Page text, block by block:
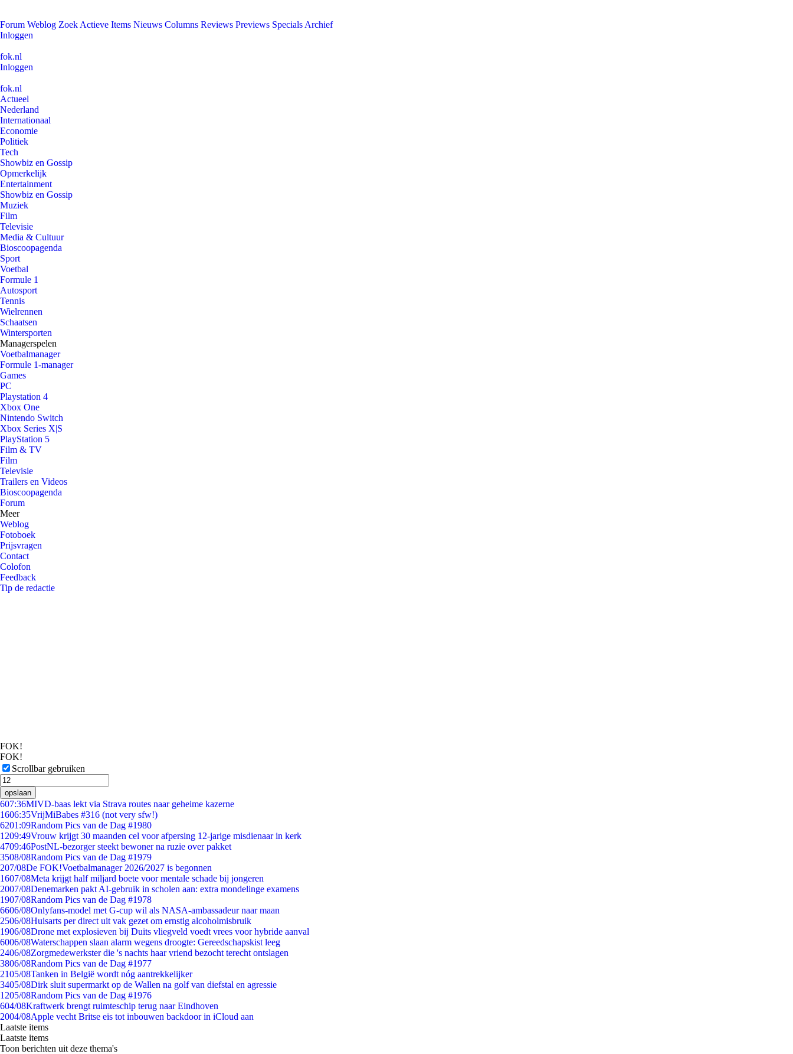
Forum Weblog Zoek Actieve Items Nieuws Columns Reviews Previews Specials Archief
Inloggen
fok.nl
Inloggen
fok.nl
Actueel
Nederland
Internationaal
Economie
Politiek
Tech
Showbiz en Gossip
Opmerkelijk
Entertainment
Showbiz en Gossip
Muziek
Film
Televisie
Media & Cultuur
Bioscoopagenda
Sport
Voetbal
Formule 1
Autosport
Tennis
Wielrennen
Schaatsen
Wintersporten
Managerspelen
Voetbalmanager
Formule 1-manager
Games
PC
Playstation 4
Xbox One
Nintendo Switch
Xbox Series X|S
PlayStation 5
Film & TV
Film
Televisie
Trailers en Videos
Bioscoopagenda
Forum
Meer
Weblog
Fotoboek
Prijsvragen
Contact
Colofon
Feedback
Tip de redactie
FOK!
FOK!
Scrollbar gebruiken
opslaan
607:36MIVD-baas lekt via Strava routes naar geheime kazerne
1606:35VrijMiBabes #316 (not very sfw!)
6201:09Random Pics van de Dag #1980
1209:49Vrouw krijgt 30 maanden cel voor afpersing 12-jarige misdienaar in kerk
4709:46PostNL-bezorger steekt bewoner na ruzie over pakket
3508/08Random Pics van de Dag #1979
207/08De FOK!Voetbalmanager 2026/2027 is begonnen
1607/08Meta krijgt half miljard boete voor mentale schade bij jongeren
2007/08Denemarken pakt AI-gebruik in scholen aan: extra mondelinge examens
1907/08Random Pics van de Dag #1978
6606/08Onlyfans-model met G-cup wil als NASA-ambassadeur naar maan
2506/08Huisarts per direct uit vak gezet om ernstig alcoholmisbruik
1906/08Drone met explosieven bij Duits vliegveld voedt vrees voor hybride aanval
6006/08Waterschappen slaan alarm wegens droogte: Gereedschapskist leeg
2406/08Zorgmedewerkster die 's nachts haar vriend bezocht terecht ontslagen
3806/08Random Pics van de Dag #1977
2105/08Tanken in België wordt nóg aantrekkelijker
3405/08Dirk sluit supermarkt op de Wallen na golf van diefstal en agressie
1205/08Random Pics van de Dag #1976
604/08Kraftwerk brengt ruimteschip terug naar Eindhoven
2004/08Apple vecht Britse eis tot inbouwen backdoor in iCloud aan
Laatste items
Laatste items
Toon berichten uit deze thema's